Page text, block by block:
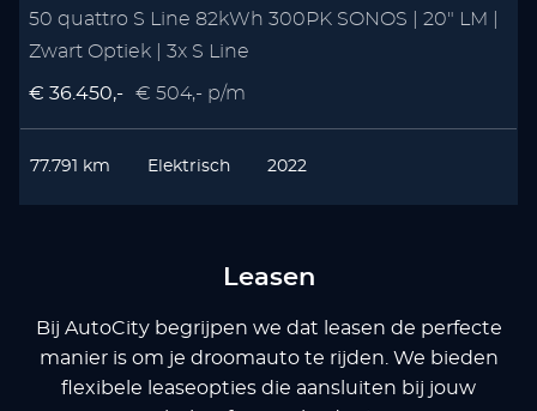
50 quattro S Line 82kWh 300PK SONOS | 20" LM |
Zwart Optiek | 3x S Line
€ 36.450,- € 504,- p/m
77.791 km Elektrisch 2022
Leasen
Bij AutoCity begrijpen we dat leasen de perfecte
manier is om je droomauto te rijden. We bieden
flexibele leaseopties die aansluiten bij jouw